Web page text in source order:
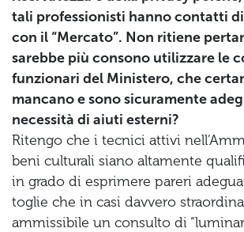
tali professionisti hanno contatti
con il “Mercato”. Non ritiene
sarebbe più consono utilizzare le
funzionari del Ministero, che
mancano e sono sicuramente
necessità di aiuti esterni?
Ritengo che i tecnici attivi
beni culturali siano altamente
in grado di esprimere pareri
toglie che in casi davvero
ammissibile un consulto di